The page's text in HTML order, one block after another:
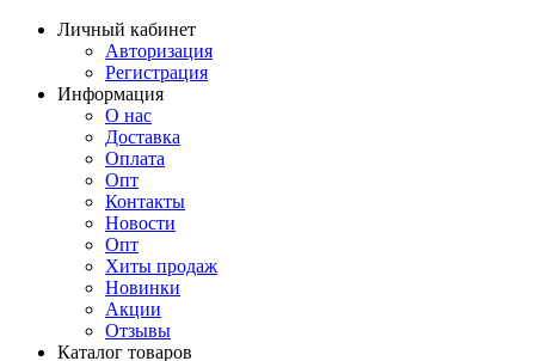
Личный кабинет
Авторизация
Регистрация
Информация
О нас
Доставка
Оплата
Опт
Контакты
Новости
Опт
Хиты продаж
Новинки
Акции
Отзывы
Каталог товаров